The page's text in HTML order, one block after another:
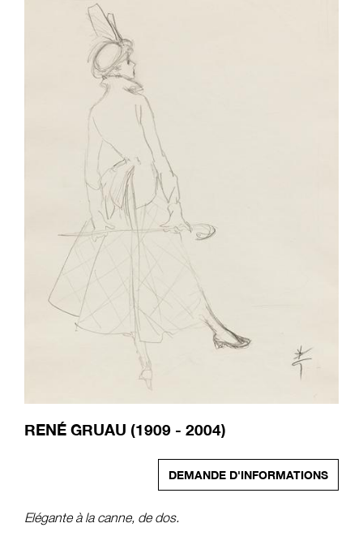
RENÉ GRUAU (1909 - 2004)
DEMANDE D'INFORMATIONS
Elégante à la canne, de dos.